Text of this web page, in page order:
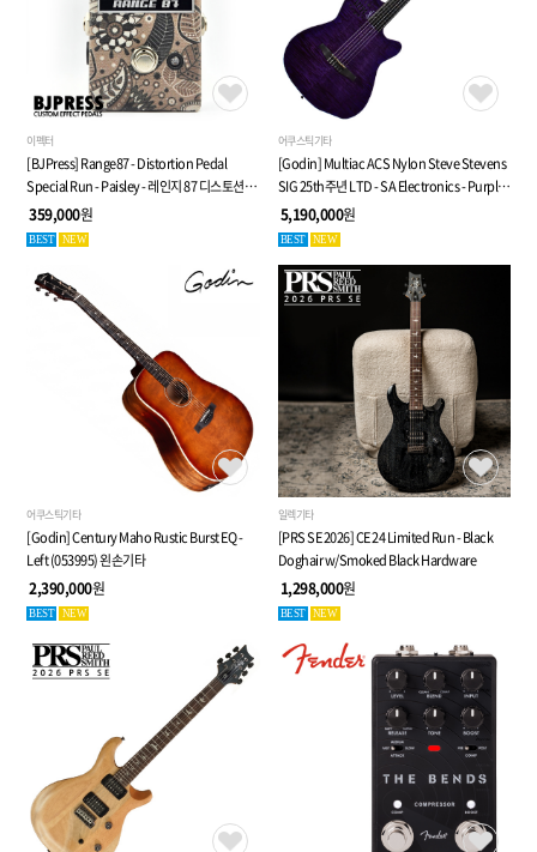
이펙터
[BJPress] Range87 - Distortion Pedal
Special Run - Paisley - 레인지 87 디스토션
페달
359,000원
BEST NEW
어쿠스틱기타
[Godin] Multiac ACS Nylon Steve Stevens
SIG 25th주년 LTD - SA Electronics - Purple -
전자 클래식 기타 (053940)
5,190,000원
BEST NEW
어쿠스틱기타
[Godin] Century Maho Rustic Burst EQ -
Left (053995) 왼손기타
2,390,000원
BEST NEW
일렉기타
[PRS SE 2026] CE 24 Limited Run - Black
Doghair w/Smoked Black Hardware
1,298,000원
BEST NEW